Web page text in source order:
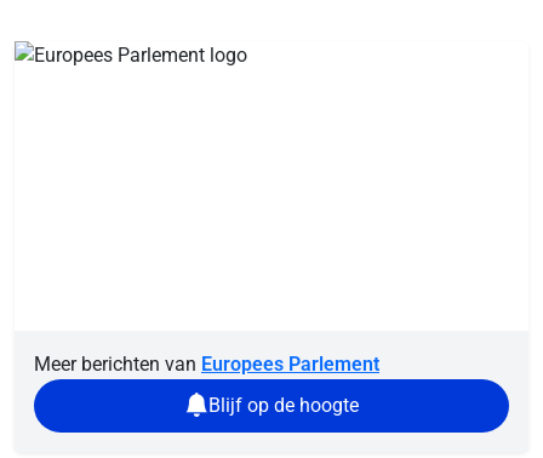
Meer berichten van Europees Parlement
Blijf op de hoogte